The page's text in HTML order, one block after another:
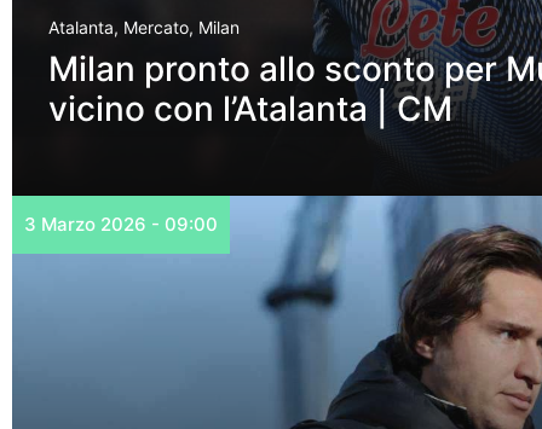
Atalanta, Mercato, Milan
Milan pronto allo sconto per
vicino con l’Atalanta | CM
3 Marzo 2026 - 09:00